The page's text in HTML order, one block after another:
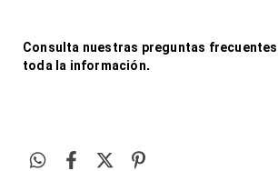
Consulta nuestras preguntas
toda la información.